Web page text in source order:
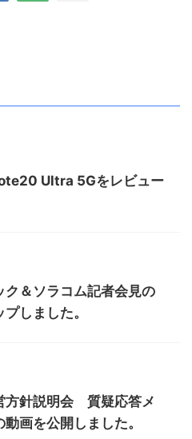
Ultra 5Gをレビュー
ク＆ソラコム記者会見の
しました。
方針説明会 質疑応答メ
画を公開しました。